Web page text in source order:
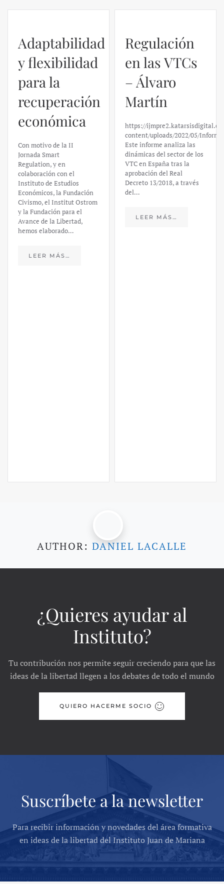
Adaptabilidad
y flexibilidad
para la
recuperación
económica
Con motivo de la II
Jornada Smart
Regulation, y en
colaboración con el
Instituto de Estudios
Económicos, la Fundación
Civismo, el Institut Ostrom
y la Fundación para el
Avance de la Libertad,
hemos elaborado…
LEER MÁS…
Regulación
en las VTCs
– Álvaro
Martín
https://
content/uploads/2022/05/
Este informe analiza las
dinámicas del sector de los
VTC en España tras la
aprobación del Real
Decreto 13/2018, a través
del…
LEER MÁS…
AUTHOR: DANIEL LACALLE
¿Quieres ayudar al
Instituto?
Tu contribución nos permite seguir creciendo para que las
ideas de la libertad llegen a los debates de todo el mundo
QUIERO HACERME SOCIO
Suscríbete a la newsletter
Para recibir información y novedades del área formativa
en ideas de la libertad del Instituto Juan de Mariana